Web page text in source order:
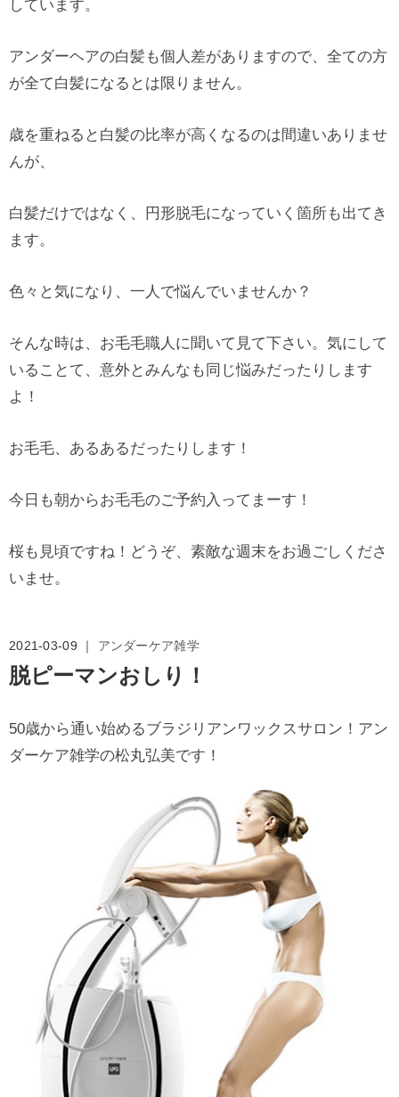
しています。
アンダーヘアの白髪も個人差がありますので、全ての方
が全て白髪になるとは限りません。
歳を重ねると白髪の比率が高くなるのは間違いありませ
んが、
白髪だけではなく、円形脱毛になっていく箇所も出てき
ます。
色々と気になり、一人で悩んでいませんか？
そんな時は、お毛毛職人に聞いて見て下さい。気にして
いることて、意外とみんなも同じ悩みだったりします
よ！
お毛毛、あるあるだったりします！
今日も朝からお毛毛のご予約入ってまーす！
桜も見頃ですね！どうぞ、素敵な週末をお過ごしくださ
いませ。
2021-03-09 ｜ アンダーケア雑学
脱ピーマンおしり！
50歳から通い始めるブラジリアンワックスサロン！アン
ダーケア雑学の松丸弘美です！